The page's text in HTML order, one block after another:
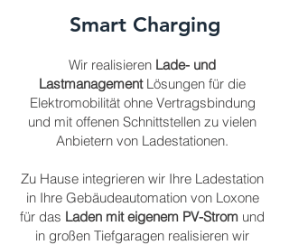
Smart Charging
Wir realisieren Lade- und
LastmanagementLösungen für die
Elektromobilität ohne Vertragsbindung
und mit offenen Schnittstellen zu vielen
Anbietern von Ladestationen.
Zu Hause integrieren wir Ihre Ladestation
in Ihre Gebäudeautomation von Loxone
für das Laden mit eigenem PV-Strom und
in großen Tiefgaragen realisieren wir